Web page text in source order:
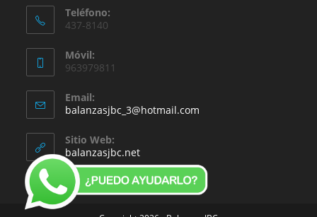
Teléfono:
437-8140
Móvil:
963979811
Email:
balanzasjbc_3@hotmail.com
Sitio Web:
balanzasjbc.net